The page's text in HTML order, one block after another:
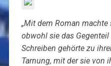
„Mit dem Roman
obwohl sie das Gegenteil
Schreiben gehörte zu
Tarnung, mit der sie von